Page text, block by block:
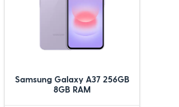
Samsung Galaxy A37 256GB
8GB RAM